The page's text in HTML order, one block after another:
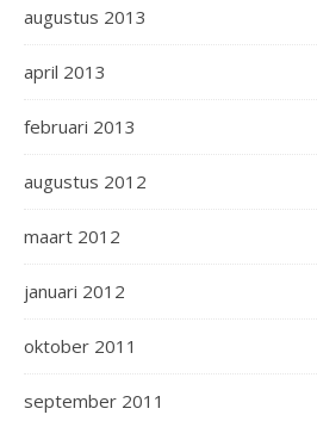
augustus 2013
april 2013
februari 2013
augustus 2012
maart 2012
januari 2012
oktober 2011
september 2011